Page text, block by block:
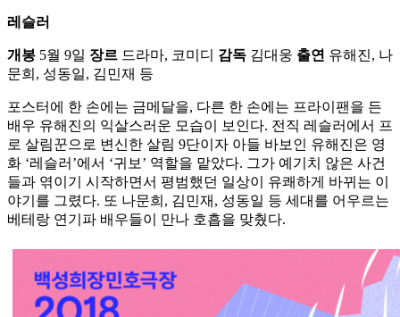
레슬러
개봉 5월 9일 장르 드라마, 코미디 감독 김대웅 출연 유해진, 나
문희, 성동일, 김민재 등
포스터에 한 손에는 금메달을, 다른 한 손에는 프라이팬을 든
배우 유해진의 익살스러운 모습이 보인다. 전직 레슬러에서 프
로 살림꾼으로 변신한 살림 9단이자 아들 바보인 유해진은 영
화 ‘레슬러’에서 ‘귀보’ 역할을 맡았다. 그가 예기치 않은 사건
들과 엮이기 시작하면서 평범했던 일상이 유쾌하게 바뀌는 이
야기를 그렸다. 또 나문희, 김민재, 성동일 등 세대를 어우르는
베테랑 연기파 배우들이 만나 호흡을 맞췄다.